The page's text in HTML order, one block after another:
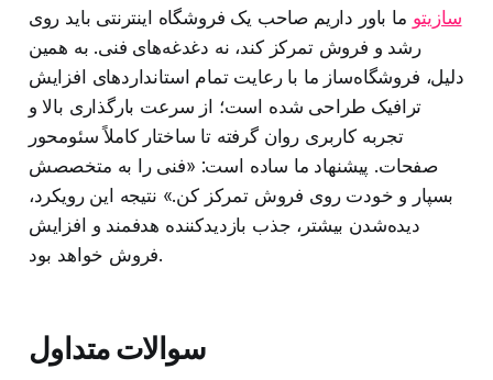
سازیتو ما باور داریم صاحب یک فروشگاه اینترنتی باید روی
رشد و فروش تمرکز کند، نه دغدغه‌های فنی. به همین
دلیل، فروشگاه‌ساز ما با رعایت تمام استانداردهای افزایش
ترافیک طراحی شده است؛ از سرعت بارگذاری بالا و
تجربه کاربری روان گرفته تا ساختار کاملاً سئو‌محور
صفحات. پیشنهاد ما ساده است: «فنی را به متخصصش
بسپار و خودت روی فروش تمرکز کن.» نتیجه این رویکرد،
دیده‌شدن بیشتر، جذب بازدیدکننده هدفمند و افزایش
فروش خواهد بود.
سوالات متداول